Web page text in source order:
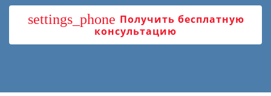
settings_phone Получить бесплатную
консультацию